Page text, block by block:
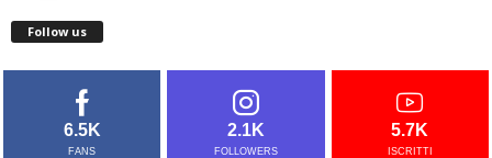
Follow us
6.5K
FANS
2.1K
FOLLOWERS
5.7K
ISCRITTI